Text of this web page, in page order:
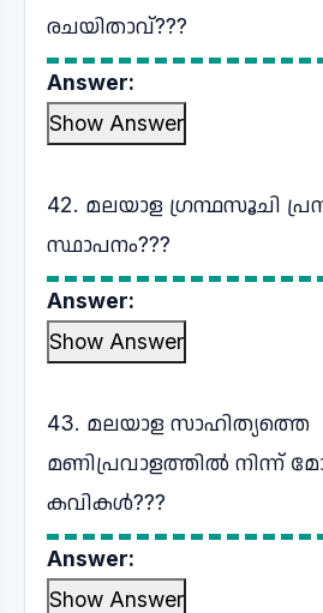
രചയിതാവ്???
Answer:
Show Answer
42. മലയാള ഗ്രന്ഥസൂചി
സ്ഥാപനം???
Answer:
Show Answer
43. മലയാള സാഹിത്യത്തെ
മണിപ്രവാളത്തിൽ നിന്ന്
കവികൾ???
Answer:
Show Answer